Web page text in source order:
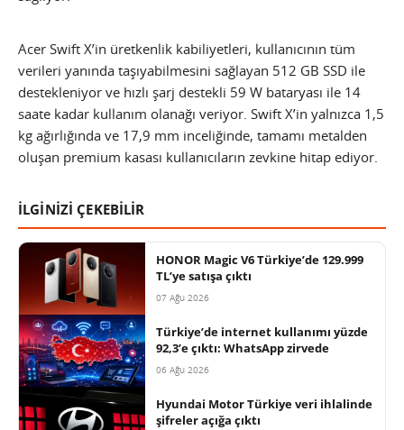
Acer Swift X’in üretkenlik kabiliyetleri, kullanıcının tüm
verileri yanında taşıyabilmesini sağlayan 512 GB SSD ile
destekleniyor ve hızlı şarj destekli 59 W bataryası ile 14
saate kadar kullanım olanağı veriyor. Swift X’in yalnızca 1,5
kg ağırlığında ve 17,9 mm inceliğinde, tamamı metalden
oluşan premium kasası kullanıcıların zevkine hitap ediyor.
İLGİNİZİ ÇEKEBİLİR
HONOR Magic V6 Türkiye’de 129.999
TL’ye satışa çıktı
07 Ağu 2026
Türkiye’de internet kullanımı yüzde
92,3’e çıktı: WhatsApp zirvede
06 Ağu 2026
Hyundai Motor Türkiye veri ihlalinde
şifreler açığa çıktı